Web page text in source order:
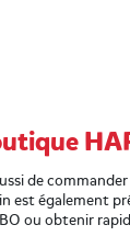
de
est également
ou obtenir